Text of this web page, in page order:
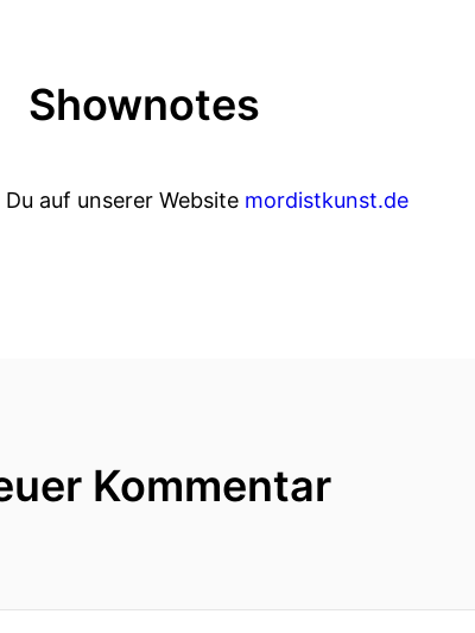
Shownotes
auf unserer Website mordistkunst.de
Kommentar